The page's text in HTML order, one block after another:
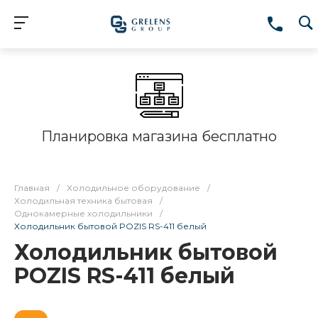
Планировка магазина бесплатно
Главная / Холодильное оборудование
/
Холодильная техника бытовая
/
Однокамерные холодильники
/
Холодильник бытовой POZIS RS-411 белый
Холодильник бытовой
POZIS RS-411 белый